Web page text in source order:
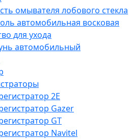
омывателя лобового стекла
автомобильная восковая
для ухода
автомобильный
2E
Gazer
GT
Navitel